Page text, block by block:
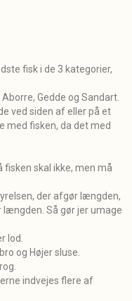
fisk i de 3 kategorier,
Gedde og Sandart.
ved siden af eller på et
med fisken, da det med
fisken skal ikke, men må
der afgør længden,
Så gør jer umage
lod.
og Højer sluse.
indvejes flere af